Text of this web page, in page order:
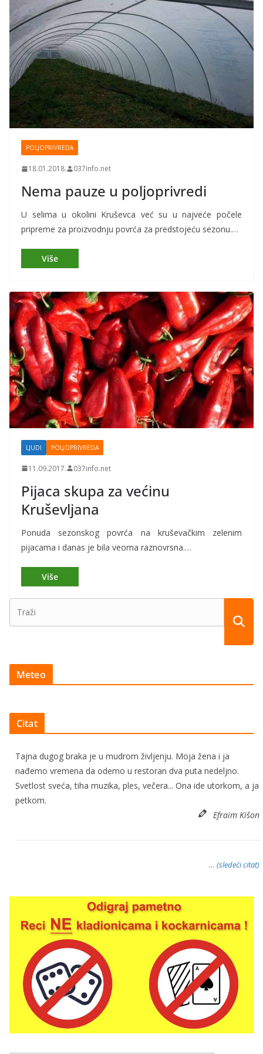
POLJOPRIVREDA
18.01.2018. 037info.net
Nema pauze u poljoprivredi
U selima u okolini Kruševca već su u najveće počele
pripreme za proizvodnju povrća za predstojeću sezonu.…
LJUDI POLJOPRIVREDA
11.09.2017. 037info.net
Pijaca skupa za većinu
Kruševljana
Ponuda sezonskog povrća na kruševačkim zelenim
pijacama i danas je bila veoma raznovrsna.…
Meteo
Citat
Tajna dugog braka je u mudrom življenju. Moja žena i ja
nađemo vremena da odemo u restoran dva puta nedeljno.
Svetlost sveća, tiha muzika, ples, večera... Ona ide utorkom, a ja
petkom.
Efraim Kišon
… (sledeći citat)